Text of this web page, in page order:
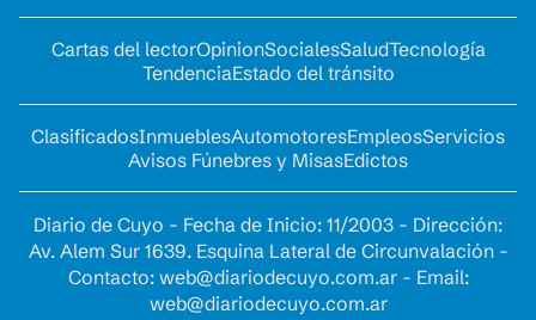
Cartas del lectorOpinionSocialesSaludTecnología
TendenciaEstado del tránsito
ClasificadosInmueblesAutomotoresEmpleosServicios
Avisos Fúnebres y MisasEdictos
Diario de Cuyo - Fecha de Inicio: 11/2003 - Dirección:
Av. Alem Sur 1639. Esquina Lateral de Circunvalación -
Contacto: web@diariodecuyo.com.ar- Email:
web@diariodecuyo.com.ar